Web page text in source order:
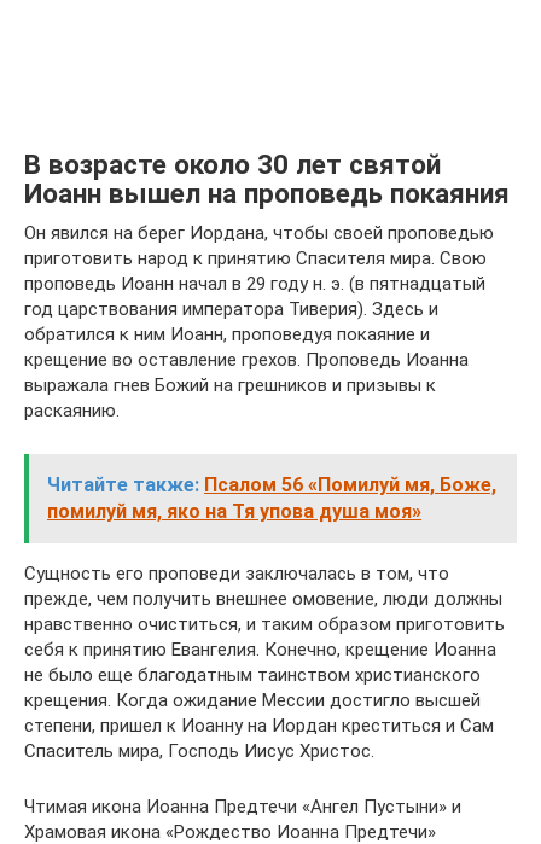
В возрасте около 30 лет святой
Иоанн вышел на проповедь покаяния
Он явился на берег Иордана, чтобы своей проповедью
приготовить народ к принятию Спасителя мира. Свою
проповедь Иоанн начал в 29 году н. э. (в пятнадцатый
год царствования императора Тиверия). Здесь и
обратился к ним Иоанн, проповедуя покаяние и
крещение во оставление грехов. Проповедь Иоанна
выражала гнев Божий на грешников и призывы к
раскаянию.
Читайте также: Псалом 56 «Помилуй мя, Боже,
помилуй мя, яко на Тя упова душа моя»
Сущность его проповеди заключалась в том, что
прежде, чем получить внешнее омовение, люди должны
нравственно очиститься, и таким образом приготовить
себя к принятию Евангелия. Конечно, крещение Иоанна
не было еще благодатным таинством христианского
крещения. Когда ожидание Мессии достигло высшей
степени, пришел к Иоанну на Иордан креститься и Сам
Спаситель мира, Господь Иисус Христос.
Чтимая икона Иоанна Предтечи «Ангел Пустыни» и
Храмовая икона «Рождество Иоанна Предтечи»